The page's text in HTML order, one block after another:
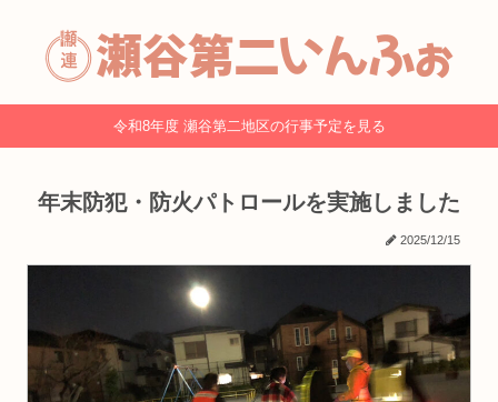
令和8年度 瀬谷第二地区の行事予定を見る
年末防犯・防火パトロールを実施しました
2025/12/15